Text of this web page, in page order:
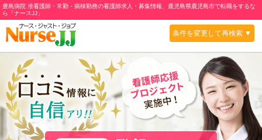
豊島病院 准看護師・常勤・病棟勤務の看護師求人・募集情報、鹿児島県鹿児島市で転職をするな
ら「ナースJJ」
条件を変更して再検索 ▼